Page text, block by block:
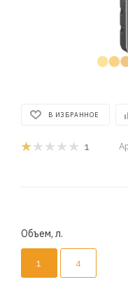
В ИЗБРАННОЕ
1
Объем, л.
1 4